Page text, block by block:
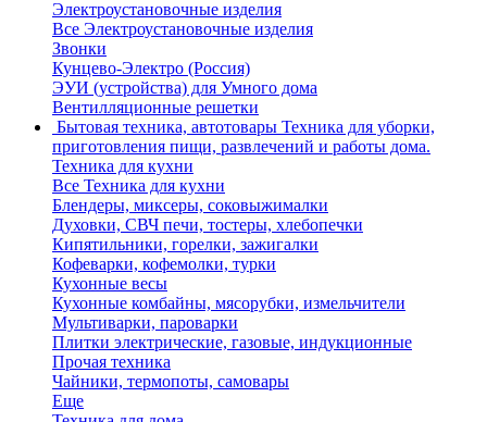
Электроустановочные изделия
Все Электроустановочные изделия
Звонки
Кунцево-Электро (Россия)
ЭУИ (устройства) для Умного дома
Вентилляционные решетки
Бытовая техника, автотовары Техника для уборки,
приготовления пищи, развлечений и работы дома.
Техника для кухни
Все Техника для кухни
Блендеры, миксеры, соковыжималки
Духовки, СВЧ печи, тостеры, хлебопечки
Кипятильники, горелки, зажигалки
Кофеварки, кофемолки, турки
Кухонные весы
Кухонные комбайны, мясорубки, измельчители
Мультиварки, пароварки
Плитки электрические, газовые, индукционные
Прочая техника
Чайники, термопоты, самовары
Еще